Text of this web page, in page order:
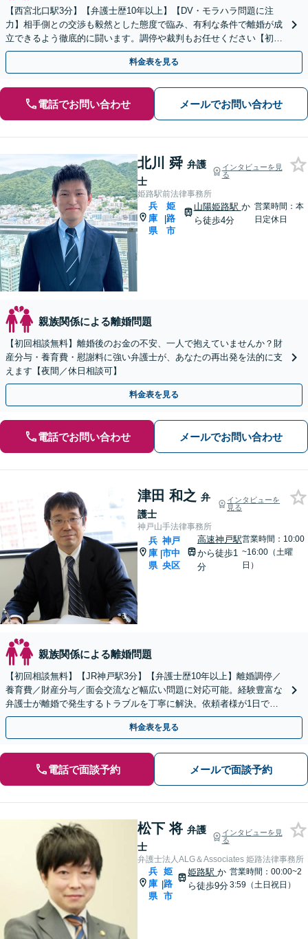
【西宮北口駅3分】【弁護士歴10年以上】【DV・モラハラ問題に注
力】相手側との交渉も毅然とした態度で臨み、有利な条件で離婚が成
立できるよう徹底的に闘います。調停や裁判もお任せください【初回
相談無料】【お子さま連れのご相談可】
料金表を見る
電話でお問い合わせ メールでお問い合わせ
北川 舜 弁護
士
インタビューを見
る
姫路駅前法律事務所
兵
庫
県
|
姫
路
市
山陽姫路駅 か
ら徒歩4分
営業時間：本
日定休日
親族関係による離婚問題
【初回相談無料】離婚後のお金の不安、一人で抱えていませんか？財
産分与・養育費・慰謝料に強い弁護士が、あなたの再出発を法的に支
えます【夜間／休日相談可】
料金表を見る
電話でお問い合わせ メールでお問い合わせ
津田 和之 弁
護士
インタビューを
見る
神戸山手法律事務所
兵
庫
県
|
神戸
市中
央区
高速神戸駅
から徒歩1
分
営業時間：10:00
~16:00（土曜
日）
親族関係による離婚問題
【初回相談無料】【JR神戸駅3分】【弁護士歴10年以上】離婚調停／
養育費／財産分与／面会交流など幅広い問題に対応可能。経験豊富な
弁護士が離婚で発生するトラブルを丁寧に解決。依頼者様が1日でも
早く、笑顔と安心で溢れる毎日を過ごせるように。
料金表を見る
電話で面談予約 メールで面談予約
松下 将 弁護
士
インタビューを見
る
弁護士法人ALG＆Associates 姫路法律事務所
兵
庫
県
|
姫
路
市
姫路駅か
ら徒歩9分
営業時間：00:00~2
3:59（土日祝日）